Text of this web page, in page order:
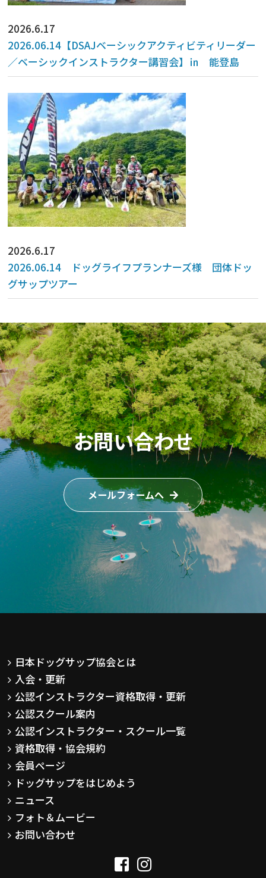
2026.6.17
2026.06.14【DSAJベーシックアクティビティリーダー
／ベーシックインストラクター講習会】㏌ 能登島
2026.6.17
2026.06.14 ドッグライフプランナーズ様 団体ドッ
グサップツアー
お問い合わせ
メールフォームへ
日本ドッグサップ協会とは
入会・更新
公認インストラクター資格取得・更新
公認スクール案内
公認インストラクター・スクール一覧
資格取得・協会規約
会員ページ
ドッグサップをはじめよう
ニュース
フォト＆ムービー
お問い合わせ